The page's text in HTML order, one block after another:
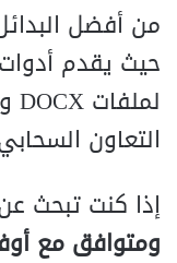
حيث يقدم
التعاون
إذا كنت تبحث
ومتوافق مع